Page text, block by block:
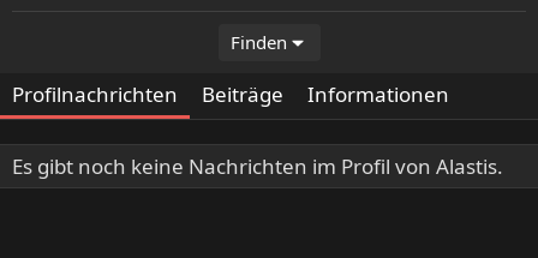
Finden
Profilnachrichten Beiträge Informationen
Es gibt noch keine Nachrichten im Profil von Alastis.